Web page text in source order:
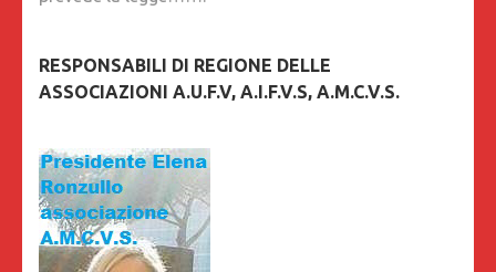
RESPONSABILI DI REGIONE DELLE
ASSOCIAZIONI A.U.F.V, A.I.F.V.S, A.M.C.V.S.